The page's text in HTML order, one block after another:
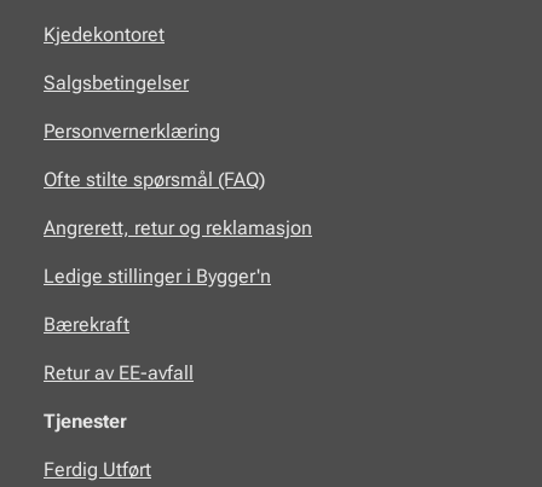
Kjedekontoret
Salgsbetingelser
Personvernerklæring
Ofte stilte spørsmål (FAQ)
Angrerett, retur og reklamasjon
Ledige stillinger i Bygger'n
Bærekraft
Retur av EE-avfall
Tjenester
Ferdig Utført